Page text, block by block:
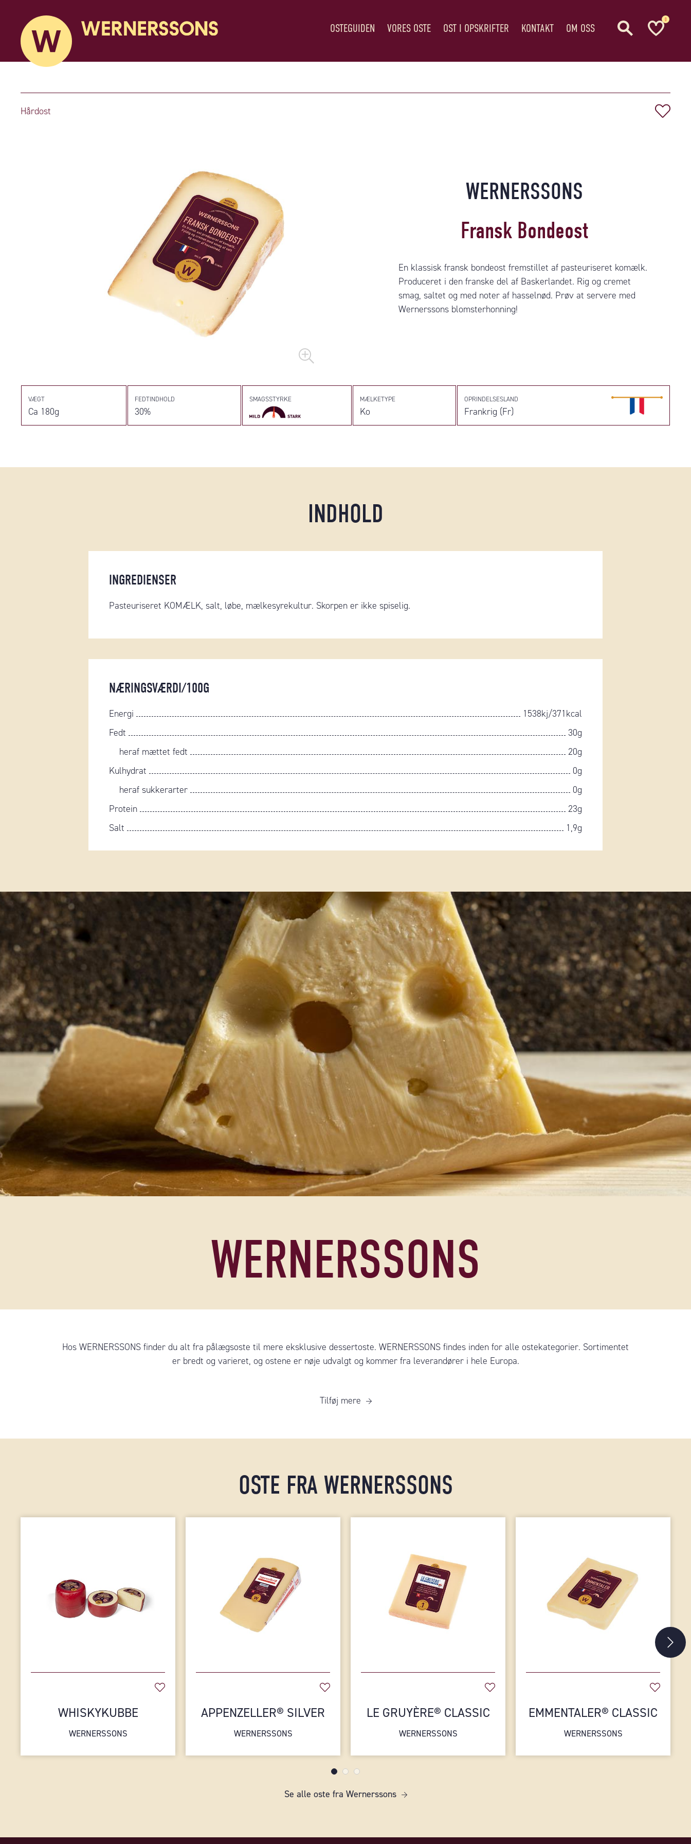
OSTEGUIDEN VORES OSTE OST I OPSKRIFTER KONTAKT OM OSS
0
Hårdost
WERNERSSONS
Fransk Bondeost
En klassisk fransk bondeost fremstillet af pasteuriseret komælk.
Produceret i den franske del af Baskerlandet. Rig og cremet
smag, saltet og med noter af hasselnød. Prøv at servere med
Wernerssons blomsterhonning!
VÆGT
Ca 180g
FEDTINDHOLD
30%
SMAGSSTYRKE MÆLKETYPE
Ko
OPRINDELSESLAND
Frankrig (Fr)
INDHOLD
INGREDIENSER
Pasteuriseret KOMÆLK, salt, løbe, mælkesyrekultur. Skorpen er ikke spiselig.
NÆRINGSVÆRDI/100G
Energi
1538kj/371kcal
Fedt
30g
heraf mættet fedt
20g
Kulhydrat
0g
heraf sukkerarter
0g
Protein
23g
Salt
1,9g
WERNERSSONS
Hos WERNERSSONS finder du alt fra pålægsoste til mere eksklusive dessertoste. WERNERSSONS findes inden for alle ostekategorier. Sortimentet
er bredt og varieret, og ostene er nøje udvalgt og kommer fra leverandører i hele Europa.
Tilføj mere
OSTE FRA WERNERSSONS
WHISKYKUBBE
WERNERSSONS
APPENZELLER® SILVER
WERNERSSONS
LE GRUYÈRE® CLASSIC
WERNERSSONS
EMMENTALER® CLASSIC
WERNERSSONS
Se alle oste fra Wernerssons